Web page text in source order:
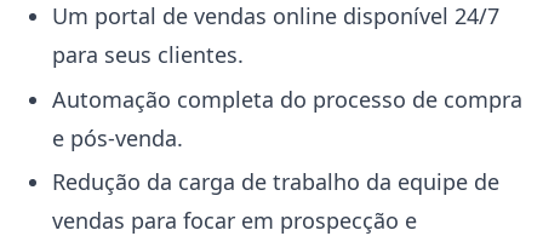
Um portal de vendas online disponível 24/7
para seus clientes.
Automação completa do processo de compra
e pós-venda.
Redução da carga de trabalho da equipe de
vendas para focar em prospecção e